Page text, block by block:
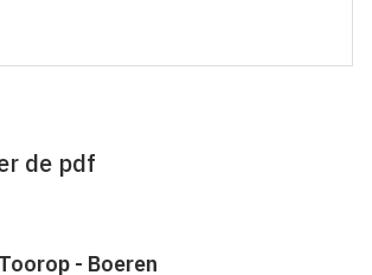
de pdf
- Boeren